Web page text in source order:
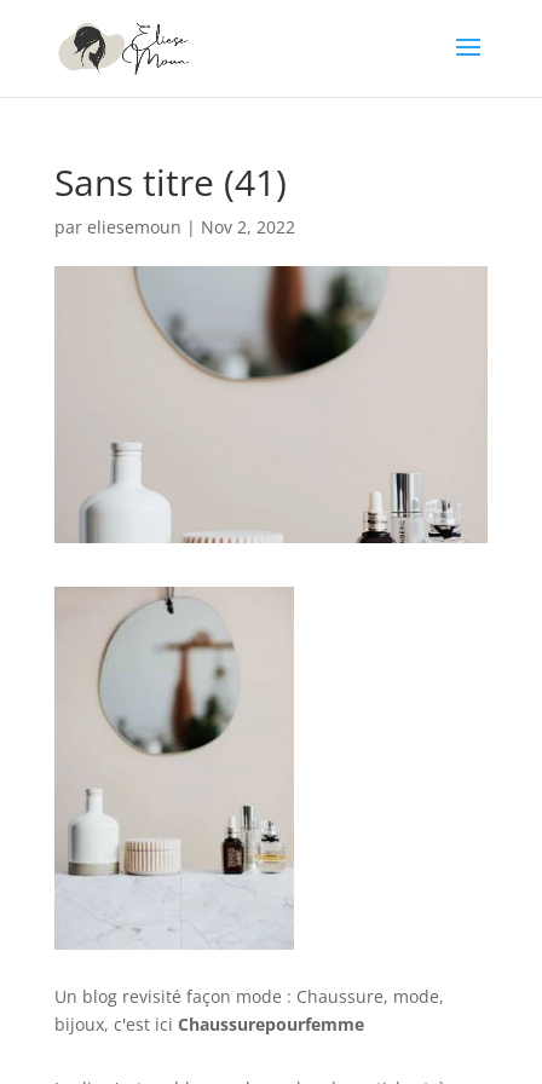
Sans titre (41)
par eliesemoun | Nov 2, 2022
Un blog revisité façon mode : Chaussure, mode,
bijoux, c'est ici Chaussurepourfemme